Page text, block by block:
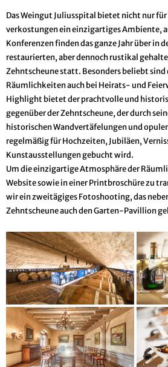
Das Weingut Juliusspital bietet nicht nur
verkostungen ein einzigartiges Ambiente,
Konferenzen finden das ganze Jahr über in
restaurierten, aber dennoch rustikal
Zehntscheune statt. Besonders beliebt
Räumlichkeiten auch bei Heirats- und
Highlight bietet der prachtvolle und
gegenüber der Zehntscheune, der durch
historischen Wandvertäfelungen und
regelmäßig für Hochzeiten, Jubiläen,
Kunstausstellungen gebucht wird.
Um die einzigartige Atmosphäre der
Website sowie in einer Printbroschüre zu
wir ein zweitägiges Fotoshooting, das
Zehntscheune auch den Garten-Pavillion